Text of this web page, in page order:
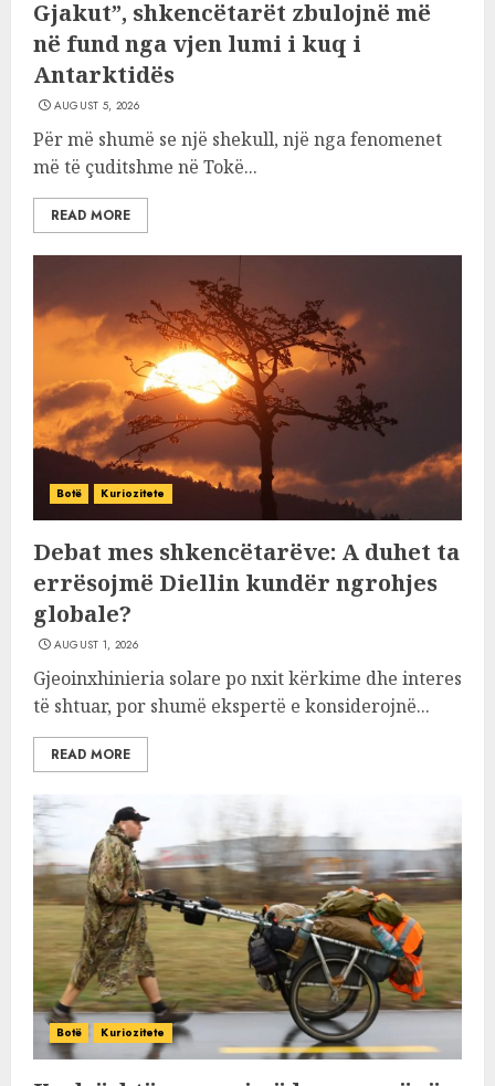
Gjakut”, shkencëtarët zbulojnë më
në fund nga vjen lumi i kuq i
Antarktidës
AUGUST 5, 2026
Për më shumë se një shekull, një nga fenomenet
më të çuditshme në Tokë...
READ MORE
Botë Kuriozitete
Debat mes shkencëtarëve: A duhet ta
errësojmë Diellin kundër ngrohjes
globale?
AUGUST 1, 2026
Gjeoinxhinieria solare po nxit kërkime dhe interes
të shtuar, por shumë ekspertë e konsiderojnë...
READ MORE
Botë Kuriozitete